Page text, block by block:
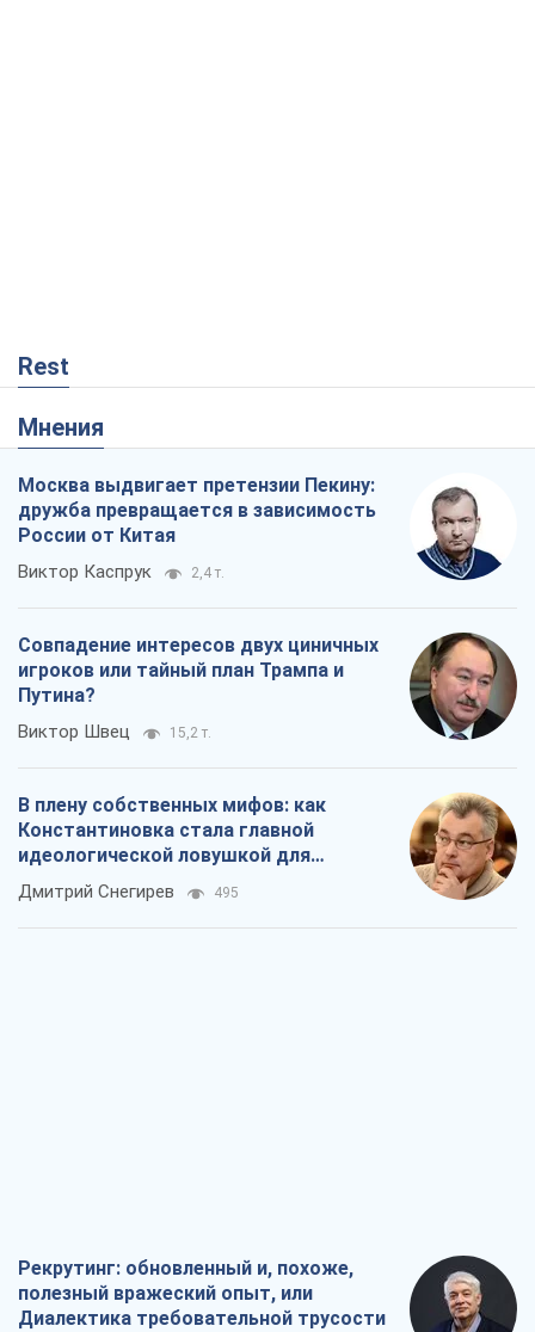
Rest
Мнения
Москва выдвигает претензии Пекину:
дружба превращается в зависимость
России от Китая
Виктор Каспрук 2,4 т.
Совпадение интересов двух циничных
игроков или тайный план Трампа и
Путина?
Виктор Швец 15,2 т.
В плену собственных мифов: как
Константиновка стала главной
идеологической ловушкой для
российских оккупантов
Дмитрий Снегирев 495
Рекрутинг: обновленный и, похоже,
полезный вражеский опыт, или
Диалектика требовательной трусости